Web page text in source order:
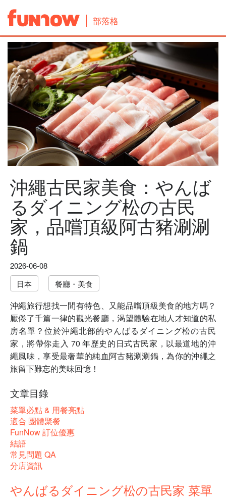
部落格
沖繩古民家美食：やんば
るダイニング松の古民
家，品嚐頂級阿古豬涮涮
鍋
2026-06-08
日本
餐廳・美食
沖繩旅行想找一間有特色、又能品嚐頂級美食的地方嗎？
厭倦了千篇一律的觀光餐廳，渴望體驗在地人才知道的私
房名單？位於沖繩北部的やんばるダイニング松の古民
家，將帶你走入 70 年歷史的日式古民家，以最道地的沖
繩風味，享受最奢華的純血阿古豬涮涮鍋，為你的沖繩之
旅留下難忘的美味回憶！
文章目錄
菜單必點 & 用餐亮點
適合 團體聚餐
FunNow 訂位優惠
結語
常見問題 QA
分店資訊
やんばるダイニング松の古民家 菜單